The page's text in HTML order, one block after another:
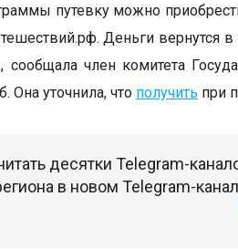
путевку можно
Деньги вернутся
сообщала член комитета
Она уточнила, что получить при
десятки Telegram-
в новом Telegram-